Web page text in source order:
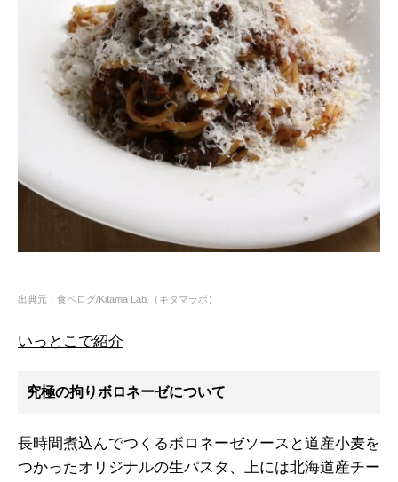
出典元： 食ベログ/Kitama Lab.（キタマラボ）
いっとこで紹介
究極の拘りボロネーゼについて
長時間煮込んでつくるボロネーゼソースと道産小麦を
つかったオリジナルの生パスタ、上には北海道産チー